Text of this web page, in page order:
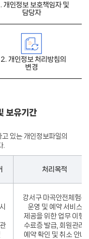
개인정보 보호책임자 및
담당자
개인정보 처리방침의
변경
보유기간
있는 개인정보파일의
.
처리목적
강서구 마곡안전체험관
운영 및 예약 서비스
제공을 위한 업무 이행,
수료증 발급, 회원관리,
예약 확인 및 취소 안내